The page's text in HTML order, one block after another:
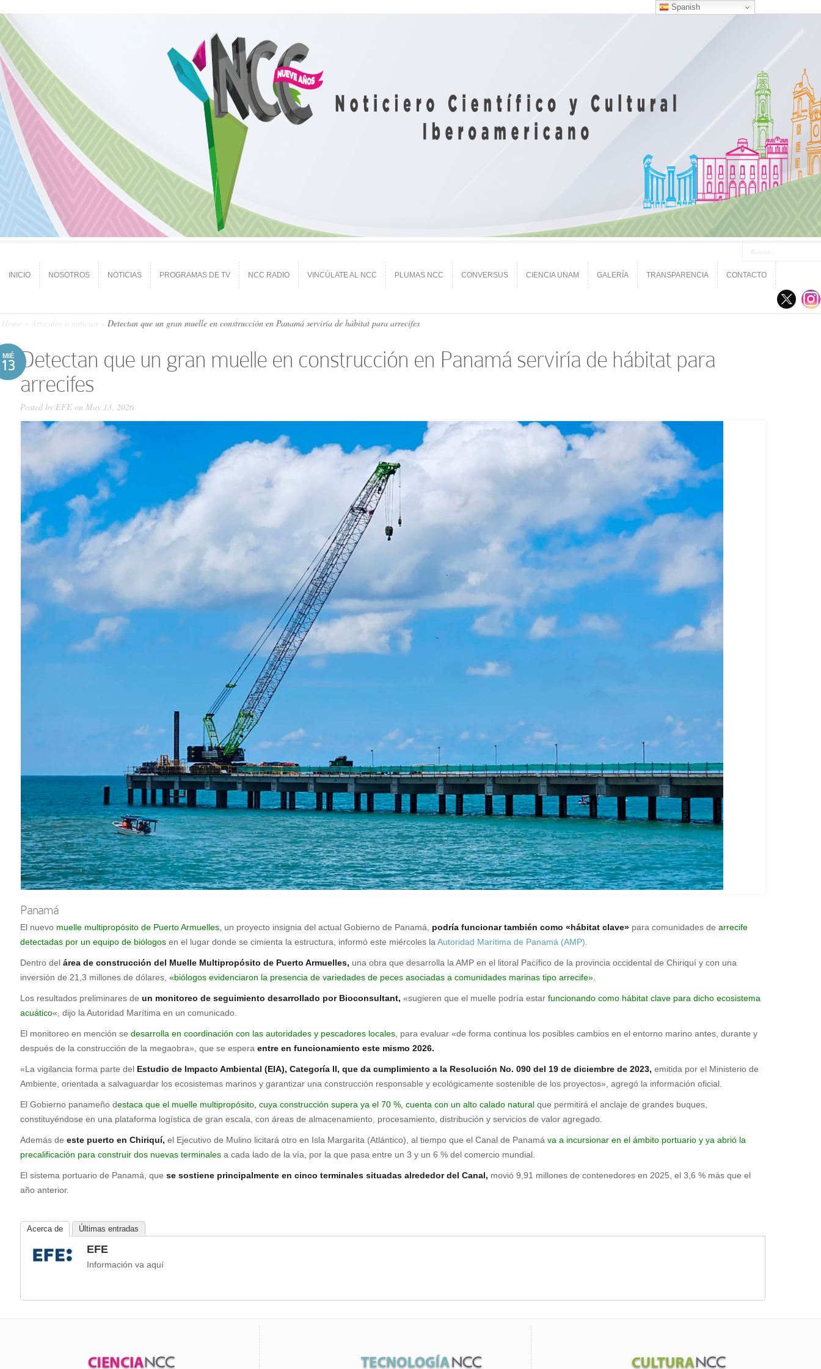
INICIO NOSOTROS NOTICIAS PROGRAMAS DE TV NCC RADIO VINCÚLATE AL NCC PLUMAS NCC CONVERSUS CIENCIA UNAM GALERÍA TRANSPARENCIA CONTACTO
Home Artículos o noticias Detectan que un gran muelle en construcción en Panamá serviría de hábitat para arrecifes
MIÉ
13 Detectan que un gran muelle en construcción en Panamá serviría de hábitat para
arrecifes
Posted by EFE on May 13, 2026
Panamá
El nuevo muelle multipropósito de Puerto Armuelles, un proyecto insignia del actual Gobierno de Panamá, podría funcionar también como «hábitat clave» para comunidades de arrecife
detectadas por un equipo de biólogos en el lugar donde se cimienta la estructura, informó este miércoles la Autoridad Marítima de Panamá (AMP).
Dentro del área de construcción del Muelle Multipropósito de Puerto Armuelles, una obra que desarrolla la AMP en el litoral Pacífico de la provincia occidental de Chiriquí y con una
inversión de 21,3 millones de dólares, «biólogos evidenciaron la presencia de variedades de peces asociadas a comunidades marinas tipo arrecife».
Los resultados preliminares de un monitoreo de seguimiento desarrollado por Bioconsultant, «sugieren que el muelle podría estar funcionando como hábitat clave para dicho ecosistema
acuático«, dijo la Autoridad Marítima en un comunicado.
El monitoreo en mención se desarrolla en coordinación con las autoridades y pescadores locales, para evaluar «de forma continua los posibles cambios en el entorno marino antes, durante y
después de la construcción de la megaobra», que se espera entre en funcionamiento este mismo 2026.
«La vigilancia forma parte del Estudio de Impacto Ambiental (EIA), Categoría II, que da cumplimiento a la Resolución No. 090 del 19 de diciembre de 2023, emitida por el Ministerio de
Ambiente, orientada a salvaguardar los ecosistemas marinos y garantizar una construcción responsable y ecológicamente sostenible de los proyectos», agregó la información oficial.
El Gobierno panameño destaca que el muelle multipropósito, cuya construcción supera ya el 70 %, cuenta con un alto calado natural que permitirá el anclaje de grandes buques,
constituyéndose en una plataforma logística de gran escala, con áreas de almacenamiento, procesamiento, distribución y servicios de valor agregado.
Además de este puerto en Chiriquí, el Ejecutivo de Mulino licitará otro en Isla Margarita (Atlántico), al tiempo que el Canal de Panamá va a incursionar en el ámbito portuario y ya abrió la
precalificación para construir dos nuevas terminales a cada lado de la vía, por la que pasa entre un 3 y un 6 % del comercio mundial.
El sistema portuario de Panamá, que se sostiene principalmente en cinco terminales situadas alrededor del Canal, movió 9,91 millones de contenedores en 2025, el 3,6 % más que el
año anterior.
Acerca de Últimas entradas
EFE
Información va aquí
Spanish